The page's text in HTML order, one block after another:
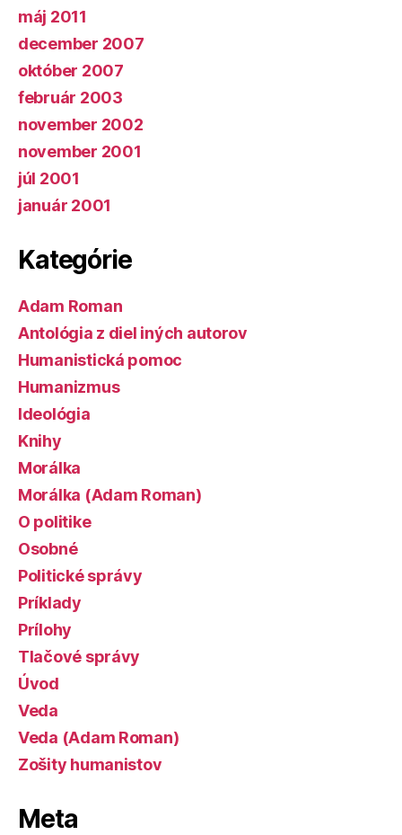
máj 2011
december 2007
október 2007
február 2003
november 2002
november 2001
júl 2001
január 2001
Kategórie
Adam Roman
Antológia z diel iných autorov
Humanistická pomoc
Humanizmus
Ideológia
Knihy
Morálka
Morálka (Adam Roman)
O politike
Osobné
Politické správy
Príklady
Prílohy
Tlačové správy
Úvod
Veda
Veda (Adam Roman)
Zošity humanistov
Meta